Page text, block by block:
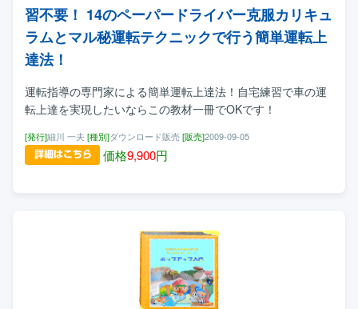
習不要！ 14のペーパードライバー克服カリキュ
ラムとマル秘運転テクニックで行う簡単運転上
達法！
運転指導の専門家による簡単運転上達法！自宅練習で車の運
転上達を実現したいならこの教材一冊でOKです！
[発行]細川 一夫 [種別]ダウンロード販売[販売]2009-09-05
価格9,900円